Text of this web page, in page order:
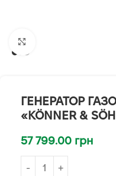
ГЕНЕРАТОР
«KÖNNER &
57 799.00 грн